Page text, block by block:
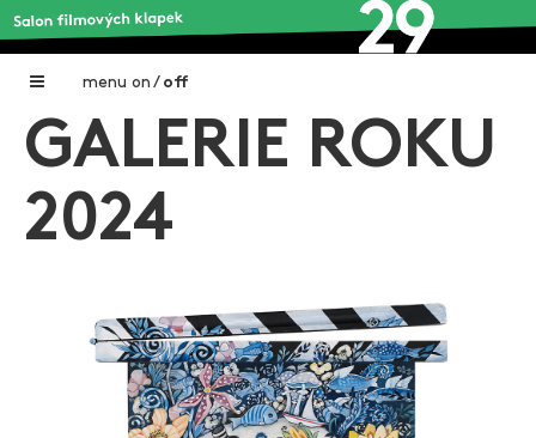
menu on / off
Home
Galerie filmových klapek
O projektu
Aktuální výstavy
GALERIE ROKU
2024